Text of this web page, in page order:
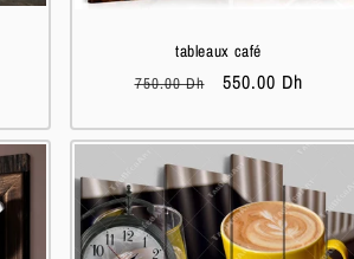
tableaux café
Prix
750.00 Dh
Prix
550.00 Dh